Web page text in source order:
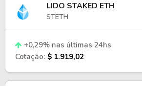
LIDO STAKED ETH
STETH
+0,29% nas últimas 24hs
Cotação: $ 1.919,02